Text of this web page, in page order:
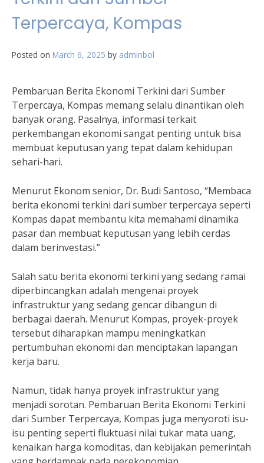
Terpercaya, Kompas
Posted on March 6, 2025 by adminbol
Pembaruan Berita Ekonomi Terkini dari Sumber
Terpercaya, Kompas memang selalu dinantikan oleh
banyak orang. Pasalnya, informasi terkait
perkembangan ekonomi sangat penting untuk bisa
membuat keputusan yang tepat dalam kehidupan
sehari-hari.
Menurut Ekonom senior, Dr. Budi Santoso, “Membaca
berita ekonomi terkini dari sumber terpercaya seperti
Kompas dapat membantu kita memahami dinamika
pasar dan membuat keputusan yang lebih cerdas
dalam berinvestasi.”
Salah satu berita ekonomi terkini yang sedang ramai
diperbincangkan adalah mengenai proyek
infrastruktur yang sedang gencar dibangun di
berbagai daerah. Menurut Kompas, proyek-proyek
tersebut diharapkan mampu meningkatkan
pertumbuhan ekonomi dan menciptakan lapangan
kerja baru.
Namun, tidak hanya proyek infrastruktur yang
menjadi sorotan. Pembaruan Berita Ekonomi Terkini
dari Sumber Terpercaya, Kompas juga menyoroti isu-
isu penting seperti fluktuasi nilai tukar mata uang,
kenaikan harga komoditas, dan kebijakan pemerintah